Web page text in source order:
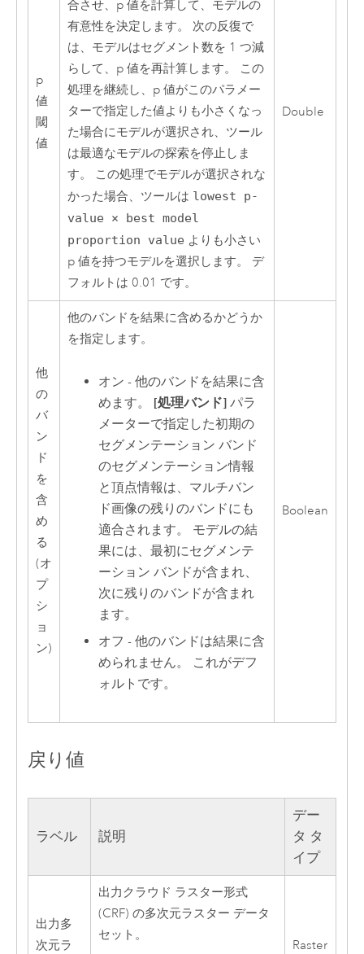
p
値
閾
値
合させ、p 値を計算して、モデルの
有意性を決定します。 次の反復で
は、モデルはセグメント数を 1 つ減
らして、p 値を再計算します。 この
処理を継続し、p 値がこのパラメー
ターで指定した値よりも小さくなっ
た場合にモデルが選択され、ツール
は最適なモデルの探索を停止しま
す。 この処理でモデルが選択されな
かった場合、ツールは lowest p-
value × best model
proportion value よりも小さい
p 値を持つモデルを選択します。 デ
フォルトは 0.01 です。
Double
他
の
バ
ン
ド
を
含
め
る
(オ
プ
シ
ョ
ン)
他のバンドを結果に含めるかどうか
を指定します。
オン - 他のバンドを結果に含
めます。 [処理バンド] パラ
メーターで指定した初期の
セグメンテーション バンド
のセグメンテーション情報
と頂点情報は、マルチバン
ド画像の残りのバンドにも
適合されます。 モデルの結
果には、最初にセグメンテ
ーション バンドが含まれ、
次に残りのバンドが含まれ
ます。
オフ - 他のバンドは結果に含
められません。 これがデフ
ォルトです。
Boolean
戻り値
ラベル 説明
デー
タ タ
イプ
出力多
次元ラ
出力クラウド ラスター形式
(CRF) の多次元ラスター データ
セット。
Raster